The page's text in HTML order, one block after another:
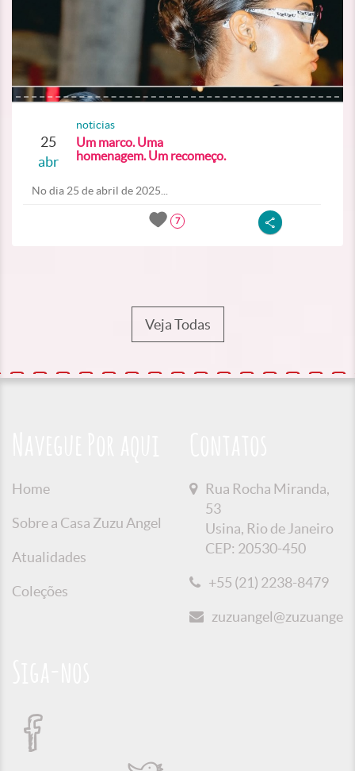
25
abr
noticias
Um marco. Uma
homenagem. Um recomeço.
No dia 25 de abril de 2025...
7
Veja Todas
Home
Sobre a Casa Zuzu Angel
Atualidades
Coleções
Rua Rocha Miranda,
53
Usina, Rio de Janeiro
CEP: 20530-450
+55 (21) 2238-8479